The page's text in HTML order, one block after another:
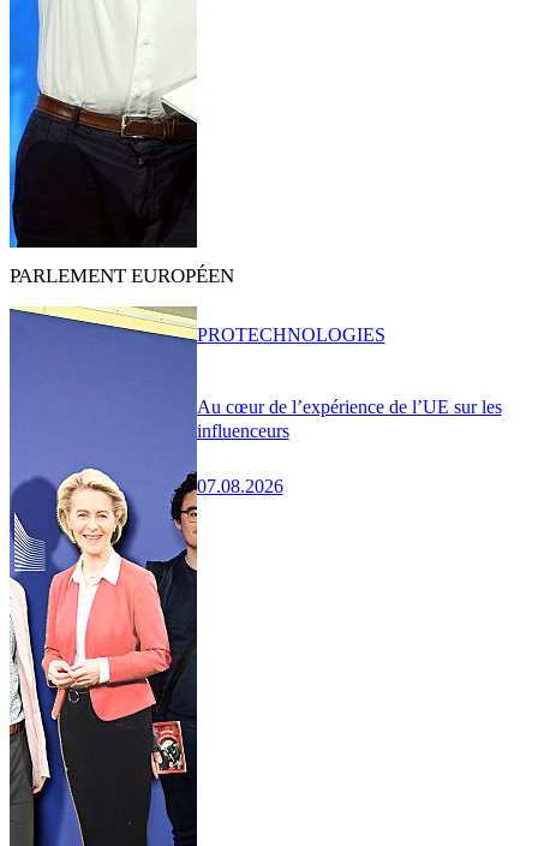
PARLEMENT EUROPÉEN
Au cœur de l’expérience de l’UE sur les
influenceurs
07.08.2026
PROTECHNOLOGIES